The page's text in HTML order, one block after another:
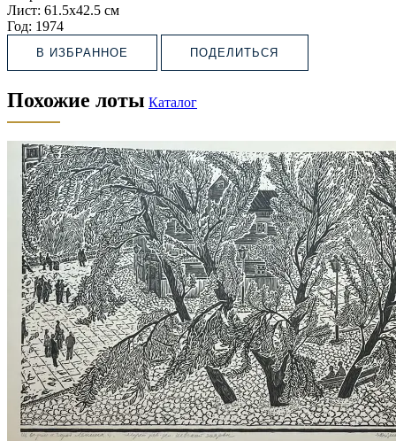
Лист: 61.5х42.5 см
Год: 1974
В ИЗБРАННОЕ ПОДЕЛИТЬСЯ
Похожие лоты Каталог